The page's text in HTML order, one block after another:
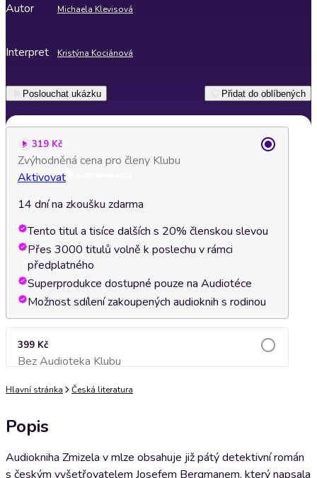
Autor Michaela Klevisová
Interpret Kristýna Kociánová
Poslouchat ukázku Přidat do oblíbených
319 Kč
Zvýhodněná cena pro členy Klubu
Aktivovat
14 dní na zkoušku zdarma
Tento titul a tisíce dalších s 20% členskou slevou
Přes 3000 titulů volně k poslechu v rámci
předplatného
Superprodukce dostupné pouze na Audiotéce
Možnost sdílení zakoupených audioknih s rodinou
399 Kč
Bez Audioteka KlubuPřidat do košíku
Hlavní stránka Česká literatura
Popis
Audiokniha Zmizela v mlze obsahuje již pátý detektivní román
s českým vyšetřovatelem Josefem Bergmanem, který napsala